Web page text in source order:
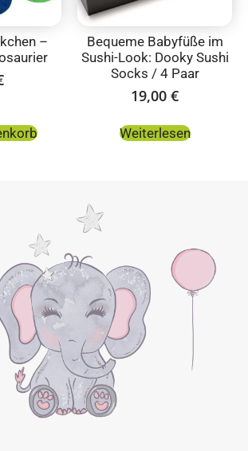
–
Bequeme Babyfüße im
Sushi-Look: Dooky Sushi
Socks / 4 Paar
19,00 €
Weiterlesen